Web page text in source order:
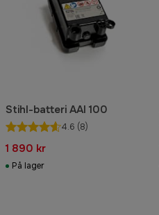
Stihl-batteri AAI 100
4.6 (8)
1 890 kr
På lager